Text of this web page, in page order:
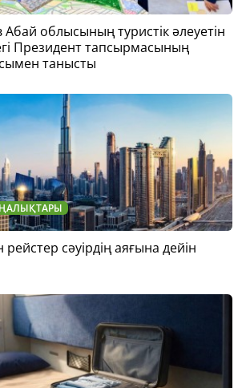
облысының туристік әлеуетін
Президент тапсырмасының
танысты
сәуірдің аяғына дейін